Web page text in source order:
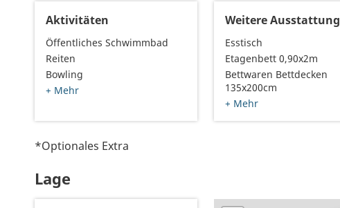
Aktivitäten
Öffentliches Schwimmbad
Reiten
Bowling
+ Mehr
Weitere Ausstattung
Esstisch
Etagenbett 0,90x2m
Bettwaren Bettdecken
135x200cm
+ Mehr
*Optionales Extra
Lage